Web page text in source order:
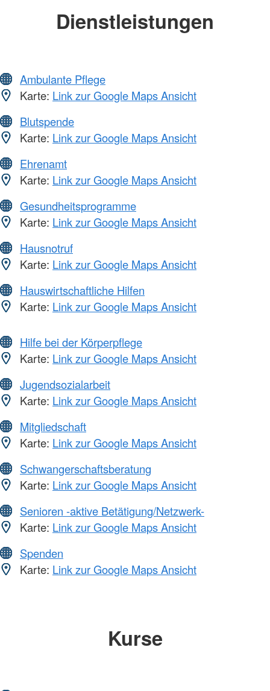
Dienstleistungen
Ambulante Pflege
Karte: Link zur Google Maps Ansicht
Blutspende
Karte: Link zur Google Maps Ansicht
Ehrenamt
Karte: Link zur Google Maps Ansicht
Gesundheitsprogramme
Karte: Link zur Google Maps Ansicht
Hausnotruf
Karte: Link zur Google Maps Ansicht
Hauswirtschaftliche Hilfen
Karte: Link zur Google Maps Ansicht
Hilfe bei der Körperpflege
Karte: Link zur Google Maps Ansicht
Jugendsozialarbeit
Karte: Link zur Google Maps Ansicht
Mitgliedschaft
Karte: Link zur Google Maps Ansicht
Schwangerschaftsberatung
Karte: Link zur Google Maps Ansicht
Senioren -aktive Betätigung/Netzwerk-
Karte: Link zur Google Maps Ansicht
Spenden
Karte: Link zur Google Maps Ansicht
Kurse